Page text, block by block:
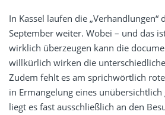
In Kassel laufen die „Verhandlungen“
September weiter. Wobei – und das
wirklich überzeugen kann die
willkürlich wirken die
Zudem fehlt es am sprichwörtlich
in Ermangelung eines unübersichtlich
liegt es fast ausschließlich an den